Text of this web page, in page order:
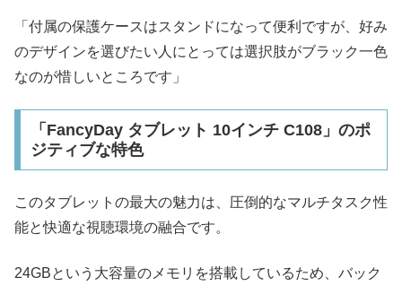
「付属の保護ケースはスタンドになって便利ですが、好み
のデザインを選びたい人にとっては選択肢がブラック一色
なのが惜しいところです」
「FancyDay タブレット 10インチ C108」のポ
ジティブな特色
このタブレットの最大の魅力は、圧倒的なマルチタスク性
能と快適な視聴環境の融合です。
24GBという大容量のメモリを搭載しているため、バック